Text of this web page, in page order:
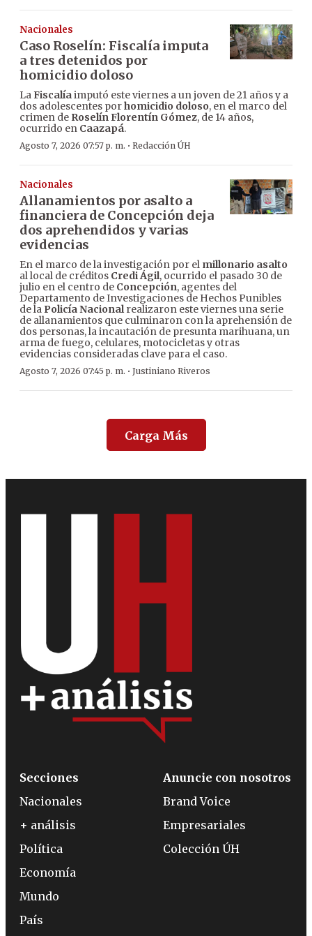
Nacionales
Caso Roselín: Fiscalía imputa
a tres detenidos por
homicidio doloso
LaFiscalíaimputó este viernes a un joven de 21 años y a
dos adolescentes porhomicidio doloso, en el marco del
crimen de Roselín Florentín Gómez, de 14 años,
ocurrido en Caazapá.
Agosto 7, 2026 07:57 p. m. · Redacción ÚH
Nacionales
Allanamientos por asalto a
financiera de Concepción deja
dos aprehendidos y varias
evidencias
En el marco de la investigación por el millonario asalto
al local de créditos Credi Ágil, ocurrido el pasado 30 de
julio en el centro de Concepción, agentes del
Departamento de Investigaciones de Hechos Punibles
de la Policía Nacionalrealizaron este viernes una serie
de allanamientos que culminaron con la aprehensión de
dos personas, la incautación de presunta marihuana, un
arma de fuego, celulares, motocicletas y otras
evidencias consideradas clave para el caso.
Agosto 7, 2026 07:45 p. m. · Justiniano Riveros
Carga Más
Secciones
Nacionales
+ análisis
Política
Economía
Mundo
País
Anuncie con nosotros
Brand Voice
Empresariales
Colección ÚH